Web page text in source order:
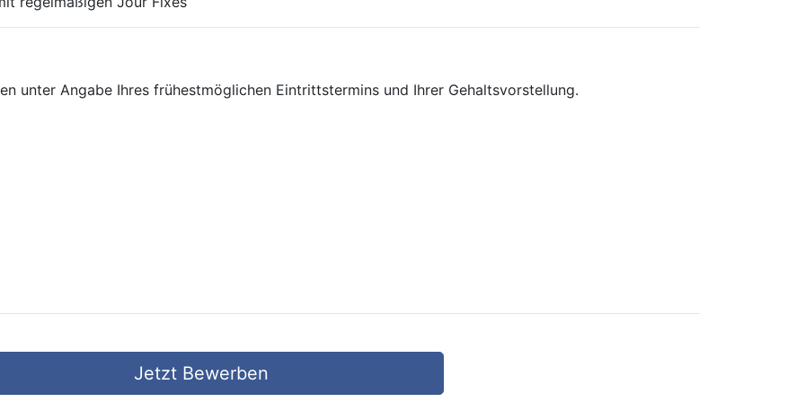
unter Angabe Ihres frühestmöglichen Eintrittstermins und Ihrer Gehaltsvorstellung.
Jetzt Bewerben